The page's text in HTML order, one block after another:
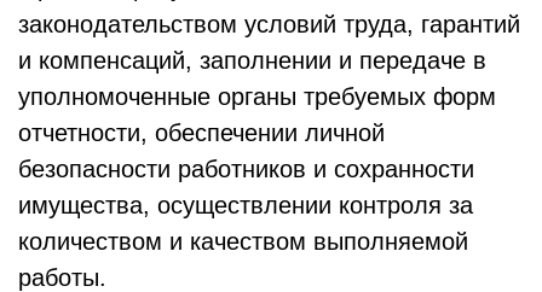
законодательством условий труда, гарантий
и компенсаций, заполнении и передаче в
уполномоченные органы требуемых форм
отчетности, обеспечении личной
безопасности работников и сохранности
имущества, осуществлении контроля за
количеством и качеством выполняемой
работы.